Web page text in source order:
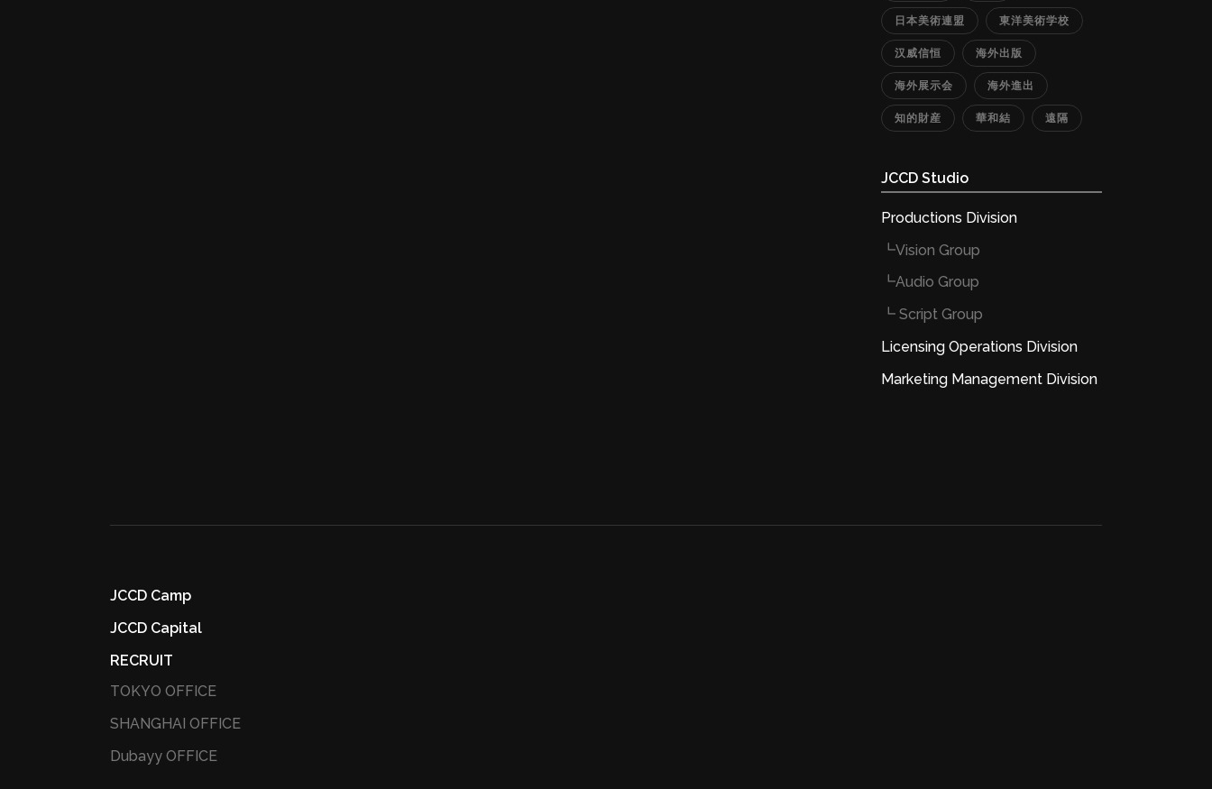
日本美術連盟 東洋美術学校
汉威信恒 海外出版
海外展示会 海外進出
知的財産 華和結 遠隔
JCCD Studio
Productions Division
┗Vision Group
┗Audio Group
┗ Script Group
Licensing Operations Division
Marketing Management Division
JCCD Camp
JCCD Capital
RECRUIT
TOKYO OFFICE
SHANGHAI OFFICE
Dubayy OFFICE